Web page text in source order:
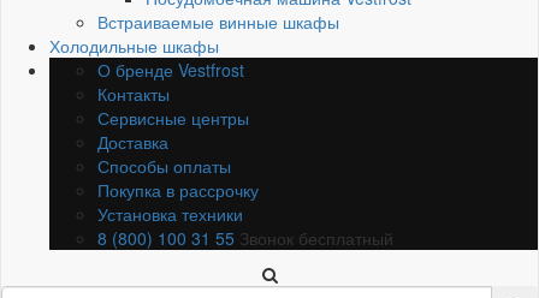
Встраиваемые винные шкафы
Холодильные шкафы
О бренде Vestfrost
Контакты
Сервисные центры
Доставка
Способы оплаты
Покупка в рассрочку
Установка техники
8 (800) 100 31 55 Звонок бесплатный